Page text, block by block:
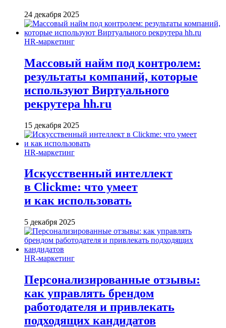
24 декабря 2025
HR-маркетинг
Массовый найм под контролем:
результаты компаний, которые
используют Виртуального
рекрутера hh.ru
15 декабря 2025
HR-маркетинг
Искусственный интеллект
в Clickme: что умеет
и как использовать
5 декабря 2025
HR-маркетинг
Персонализированные отзывы:
как управлять брендом
работодателя и привлекать
подходящих кандидатов